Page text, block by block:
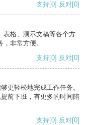
支持[0] 反对[0]
表格、演示文稿等各个方
非常方便。
支持[0] 反对[0]
更轻松地完成工作任务。
前下班，有更多的时间陪
支持[0] 反对[0]